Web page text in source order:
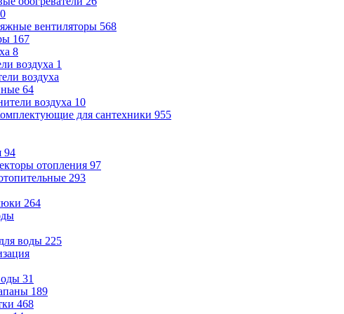
вентиляторы 568
167
8
воздуха 1
воздуха
64
воздуха 10
для сантехники 955
94
отопления 97
293
264
воды 225
31
189
468